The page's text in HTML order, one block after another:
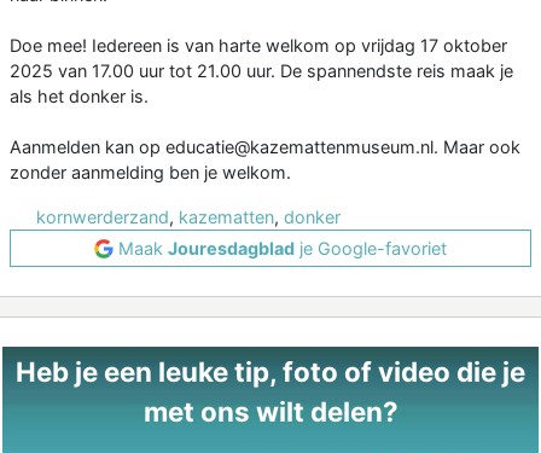
Doe mee! Iedereen is van harte welkom op vrijdag 17 oktober
2025 van 17.00 uur tot 21.00 uur. De spannendste reis maak je
als het donker is.
Aanmelden kan op educatie@kazemattenmuseum.nl. Maar ook
zonder aanmelding ben je welkom.
kornwerderzand, kazematten, donker
Maak Jouresdagblad je Google-favoriet
Heb je een leuke tip, foto of video die je
met ons wilt delen?